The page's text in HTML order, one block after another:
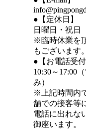
●【定休日】
日曜日・祝日
※臨時休業を
もございます。
●【お電話受付
10:30～17:00
み）
※上記時間内
舗での接客等
電話に出れな
御座います。